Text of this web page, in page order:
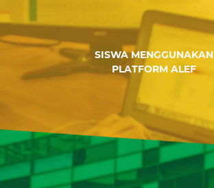
SISWA MENGGUNAKAN
PLATFORM ALEF